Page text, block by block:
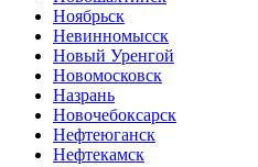
Ноябрьск
Невинномысск
Новый Уренгой
Новомосковск
Назрань
Новочебоксарск
Нефтеюганск
Нефтекамск